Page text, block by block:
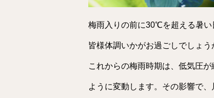
梅雨入りの前に30℃を超える暑い
皆様体調いかがお過ごしでしょう
これからの梅雨時期は、低気圧
ように変動します。その影響で